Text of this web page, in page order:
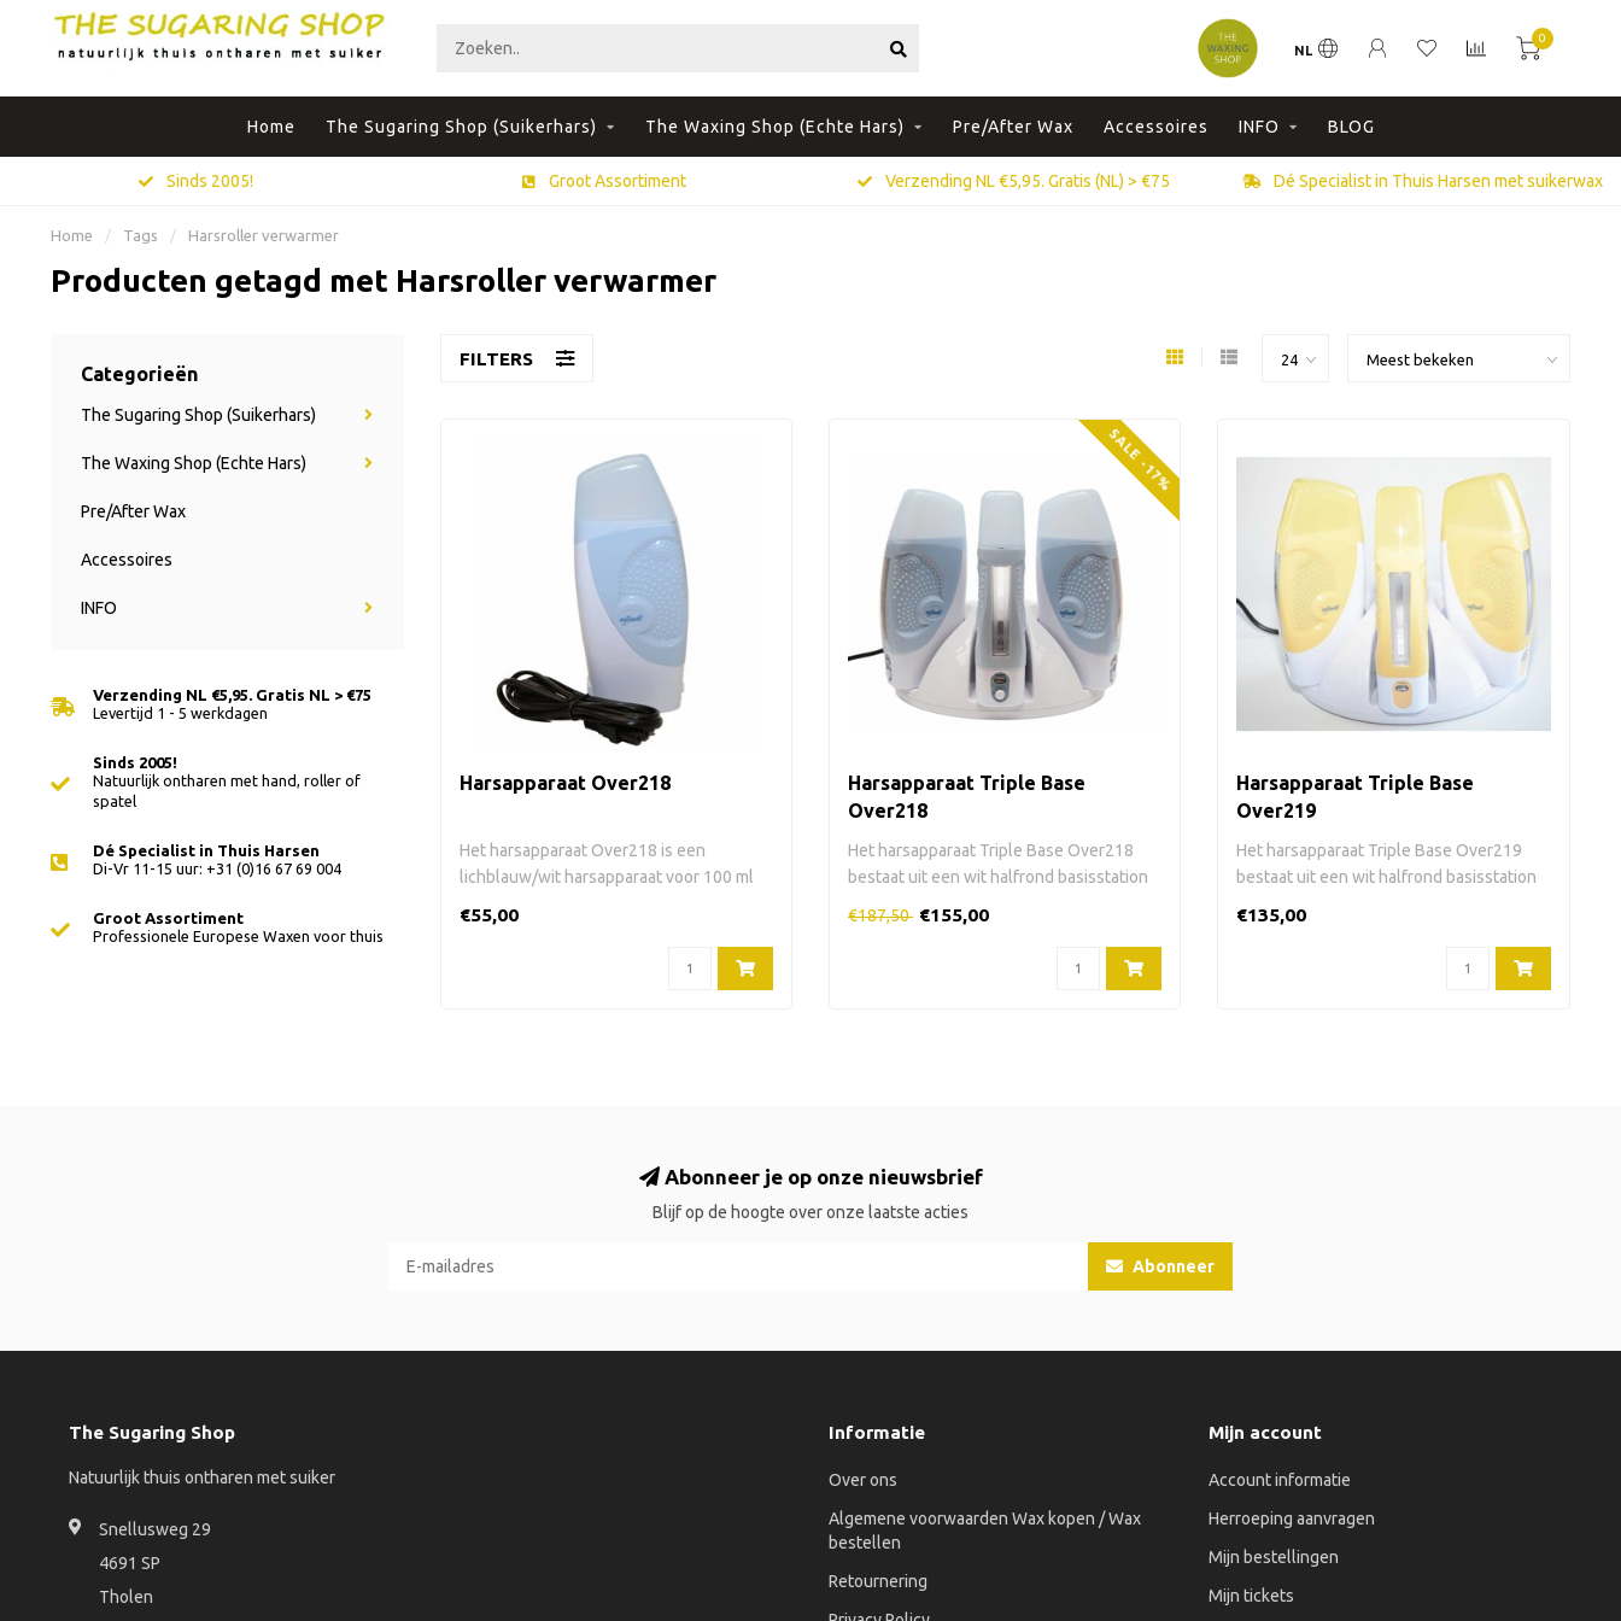
NL
0
Home The Sugaring Shop (Suikerhars) The Waxing Shop (Echte Hars) Pre/After Wax Accessoires INFO BLOG
Sinds 2005! Groot Assortiment Verzending NL €5,95. Gratis (NL) > €75 Dé Specialist in Thuis Harsen met suikerwax
Home / Tags / Harsroller verwarmer
Producten getagd met Harsroller verwarmer
Categorieën
The Sugaring Shop (Suikerhars)
The Waxing Shop (Echte Hars)
Pre/After Wax
Accessoires
INFO
Verzending NL €5,95. Gratis NL > €75
Levertijd 1 - 5 werkdagen
Sinds 2005!
Natuurlijk ontharen met hand, roller of
spatel
Dé Specialist in Thuis Harsen
Di-Vr 11-15 uur: +31 (0)16 67 69 004
Groot Assortiment
Professionele Europese Waxen voor thuis
FILTERS
Harsapparaat Over218
Het harsapparaat Over218 is een
lichblauw/wit harsapparaat voor 100 ml
€55,00
SALE -17%
Harsapparaat Triple Base
Over218
Het harsapparaat Triple Base Over218
bestaat uit een wit halfrond basisstation
€187,50 €155,00
Harsapparaat Triple Base
Over219
Het harsapparaat Triple Base Over219
bestaat uit een wit halfrond basisstation
€135,00
Abonneer je op onze nieuwsbrief
Blijf op de hoogte over onze laatste acties
Abonneer
The Sugaring Shop
Natuurlijk thuis ontharen met suiker
Snellusweg 29
4691 SP
Tholen
Informatie
Over ons
Algemene voorwaarden Wax kopen / Wax
bestellen
Retournering
Mijn account
Account informatie
Herroeping aanvragen
Mijn bestellingen
Mijn tickets